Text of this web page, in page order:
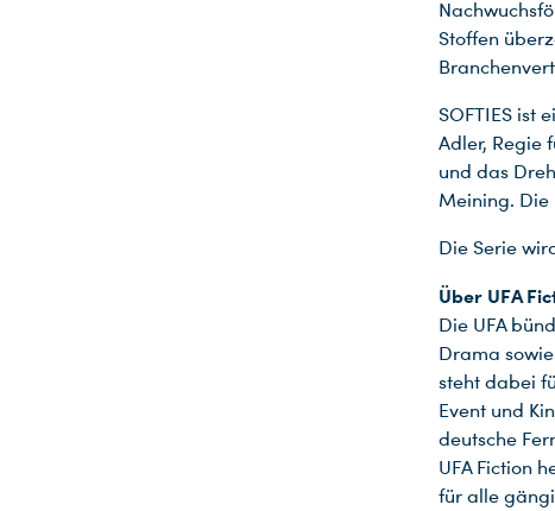
Stoffen
SOFTIES ist
Adler, Regie
und das
Meining. Die
Die Serie
Über UFA
Die UFA
Drama
steht dabei
Event und
deutsche
UFA Fiction
für alle